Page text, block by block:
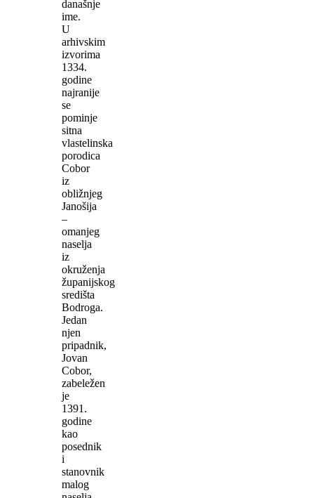
današnje
ime.
U
arhivskim
izvorima
1334.
godine
najranije
se
pominje
sitna
vlastelinska
porodica
Cobor
iz
obližnjeg
Janošija
–
omanjeg
naselja
iz
okruženja
županijskog
središta
Bodroga.
Jedan
njen
pripadnik,
Jovan
Cobor,
zabeležen
je
1391.
godine
kao
posednik
i
stanovnik
malog